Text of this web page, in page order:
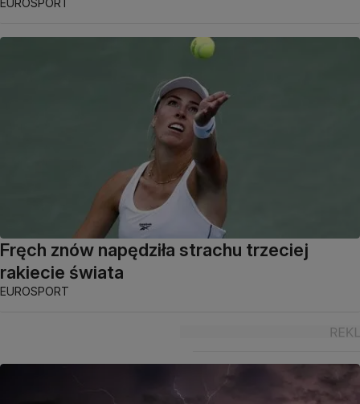
EUROSPORT
Fręch znów napędziła strachu trzeciej
rakiecie świata
EUROSPORT